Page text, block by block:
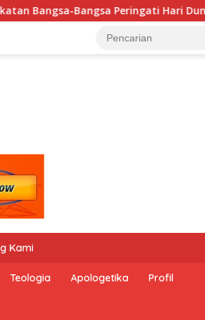
Anti Perdagangan Orang 2026
Kami
Teologia Apologetika Profil